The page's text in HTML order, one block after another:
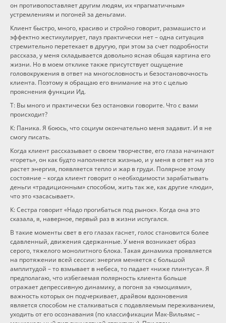
он противопоставляет другим людям, их «прагматичным»
устремлениям и погоней за деньгами.
Клиент быстро, много, красиво и стройно говорит, размашисто и
эффектно жестикулирует, пауз практически нет – одна ситуация
стремительно перетекает в другую, при этом за счет подробности
рассказа, у меня складывается довольно ясная общая картина его
жизни. Но в моем отклике также присутствует ощущение
головокружения в ответ на многословность и безостановочность
клиента. Поэтому я обращаю его внимание на это с целью
прояснения функции Ид.
Т: Вы много и практически без остановки говорите. Что с вами
происходит?
К: Паника. Я боюсь, что социум окончательно меня задавит. И я не
смогу писать.
Когда клиент рассказывает о своем творчестве, его глаза начинают
«гореть», он как будто наполняется жизнью, и у меня в ответ на это
растет энергия, появляется тепло и жар в груди. Полярное этому
состояние – когда клиент говорит о необходимости зарабатывать
деньги «традиционным» способом, жить так же, как другие «люди»,
что это «засасывает».
К: Сестра говорит «Надо прогибаться под рынок». Когда она это
сказала, я, наверное, первый раз в жизни испугался.
В такие моменты свет в его глазах гаснет, голос становится более
сдавленный, движения сдержанные. У меня возникает образ
серого, тяжелого монолитного блока. Такая динамика проявляется
на протяжении всей сессии: энергия меняется с большой
амплитудой – то взмывает в небеса, то падает «ниже плинтуса». Я
предполагаю, что избегаемая полярность клиента больше
отражает депрессивную динамику, а погоня за «эмоциями»,
важность которых он подчеркивает, драйвом вдохновения
является способом не сталкиваться с подавляемым переживанием,
уходить от его осознавания (по классификации Мак-Вильямс –